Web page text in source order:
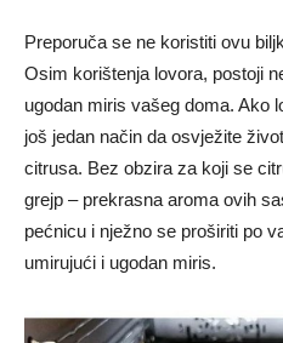
Preporuča se ne koristiti ovu
Osim korištenja lovora, postoji
ugodan miris vašeg doma. Ako
još jedan način da osvježite
citrusa. Bez obzira za koji se
grejp – prekrasna aroma ovih
pećnicu i nježno se proširiti po
umirujući i ugodan miris.